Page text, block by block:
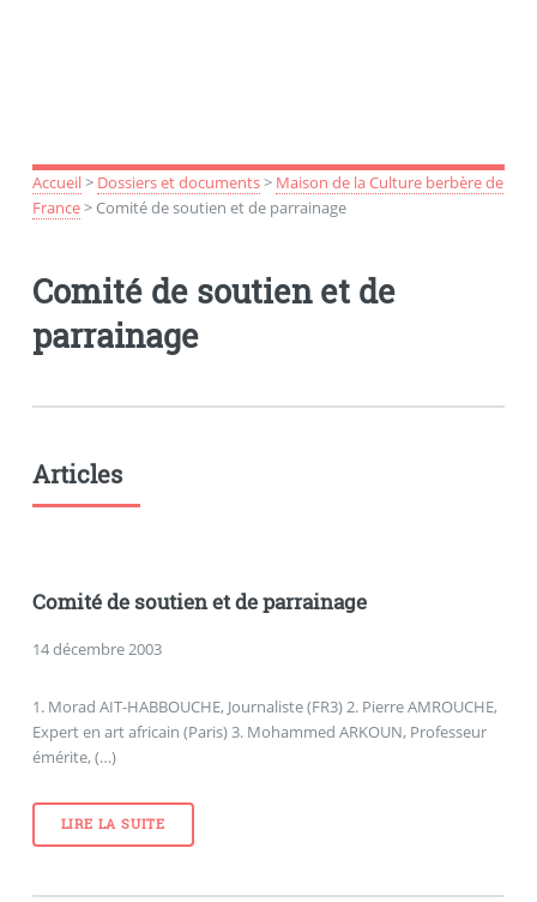
Accueil> Dossiers et documents> Maison de la Culture berbère de
France> Comité de soutien et de parrainage
Comité de soutien et de
parrainage
Articles
Comité de soutien et de parrainage
14 décembre 2003
1. Morad AIT-HABBOUCHE, Journaliste (FR3) 2. Pierre AMROUCHE,
Expert en art africain (Paris) 3. Mohammed ARKOUN, Professeur
émérite, (…)
LIRE LA SUITE